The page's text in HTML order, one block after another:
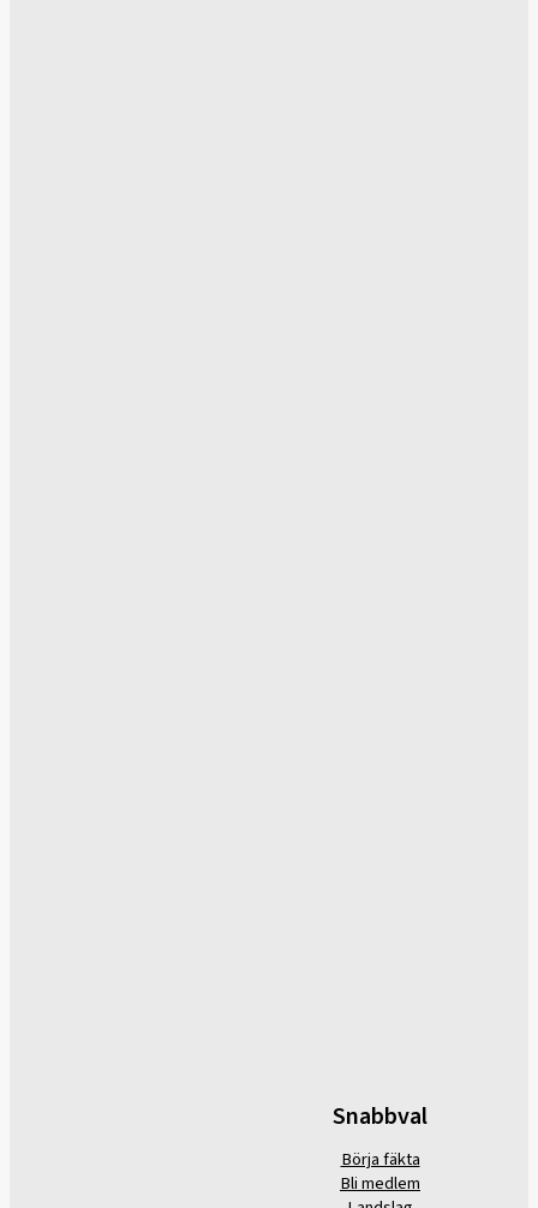
Snabbval
Börja fäkta
Bli medlem